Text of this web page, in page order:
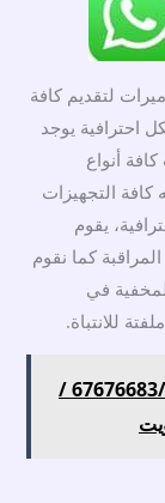
– صيانة كاميرات لتقديم كافة
احترافية يوجد
أنواع
كافة التجهيزات
يقوم
كما نقوم
في
للانتباة.
كاميرا لمبة شبه مخفي المنقف/67676683 /